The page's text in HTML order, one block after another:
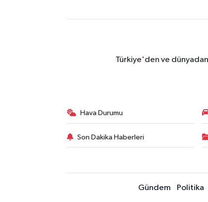
Türkiye'den ve
Hava Durumu
Son Dakika Haberleri
Gündem Politika